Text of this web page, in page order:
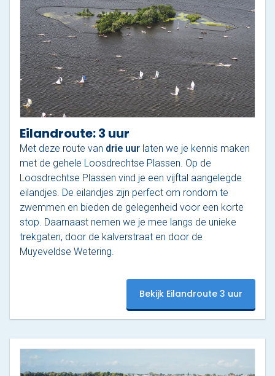
Eilandroute: 3 uur
Met deze route van drie uur laten we je kennis maken
met de gehele Loosdrechtse Plassen. Op de
Loosdrechtse Plassen vind je een vijftal aangelegde
eilandjes. De eilandjes zijn perfect om rondom te
zwemmen en bieden de gelegenheid voor een korte
stop. Daarnaast nemen we je mee langs de unieke
trekgaten, door de kalverstraat en door de
Muyeveldse Wetering.
Bekijk Eilandroute 3 uur